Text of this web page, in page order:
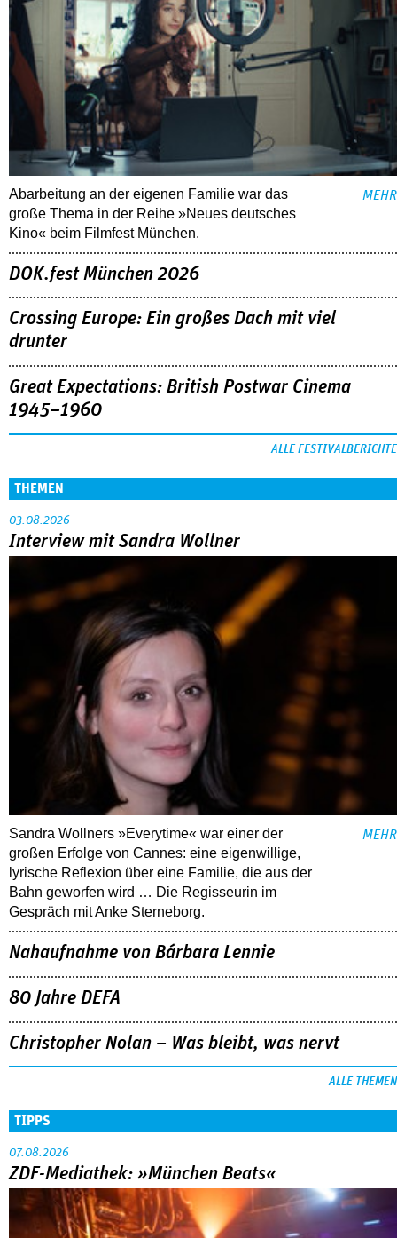
Abarbeitung an der eigenen Familie war das
große Thema in der Reihe »Neues deutsches
Kino« beim Filmfest München.
MEHR
DOK.fest München 2026
Crossing Europe: Ein großes Dach mit viel
drunter
Great Expectations: British Postwar Cinema
1945–1960
ALLE FESTIVALBERICHTE
THEMEN
03.08.2026
Interview mit Sandra Wollner
Sandra Wollners »Everytime« war einer der
großen Erfolge von Cannes: eine eigenwillige,
lyrische Reflexion über eine ­Familie, die aus der
Bahn geworfen wird … Die Regisseurin im
Gespräch mit Anke Sterneborg.
MEHR
Nahaufnahme von Bárbara Lennie
80 Jahre DEFA
Christopher Nolan – Was bleibt, was nervt
ALLE THEMEN
TIPPS
07.08.2026
ZDF-Mediathek: »München Beats«